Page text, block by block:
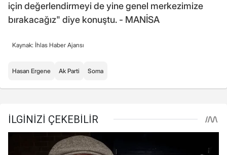
için değerlendirmeyi de yine genel merkezimize
bırakacağız" diye konuştu. - MANİSA
Kaynak: İhlas Haber Ajansı
Hasan Ergene Ak Parti Soma